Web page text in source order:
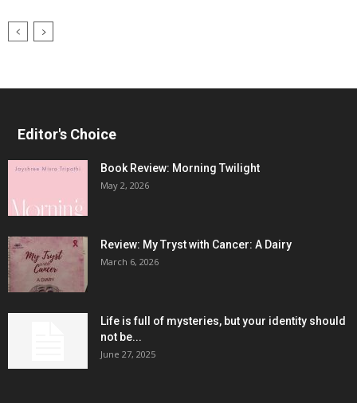
Editor's Choice
Book Review: Morning Twilight
May 2, 2026
Review: My Tryst with Cancer: A Dairy
March 6, 2026
Life is full of mysteries, but your identity should
not be...
June 27, 2025